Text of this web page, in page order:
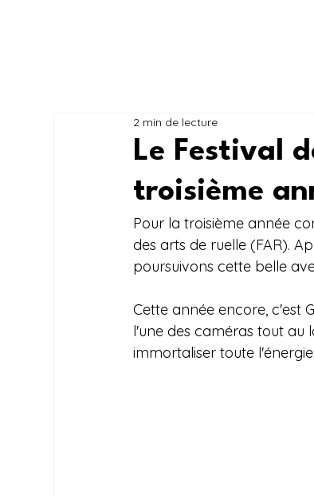
Le Festival
troisième
2 min de lecture
Pour la troisième année
des arts de ruelle (FAR).
poursuivons cette belle
Cette année encore, c'est
l'une des caméras tout au
immortaliser toute